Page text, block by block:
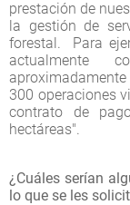
prestación de
la gestión de
forestal. Para
actualmente
300 operaciones
contrato de
hectáreas".
¿Cuáles serían
lo que se les